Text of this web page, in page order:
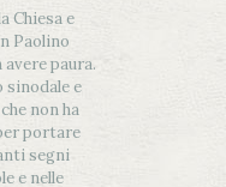
Chiesa e
Paolino
paura.
sinodale e
non ha
portare
segni
e nelle